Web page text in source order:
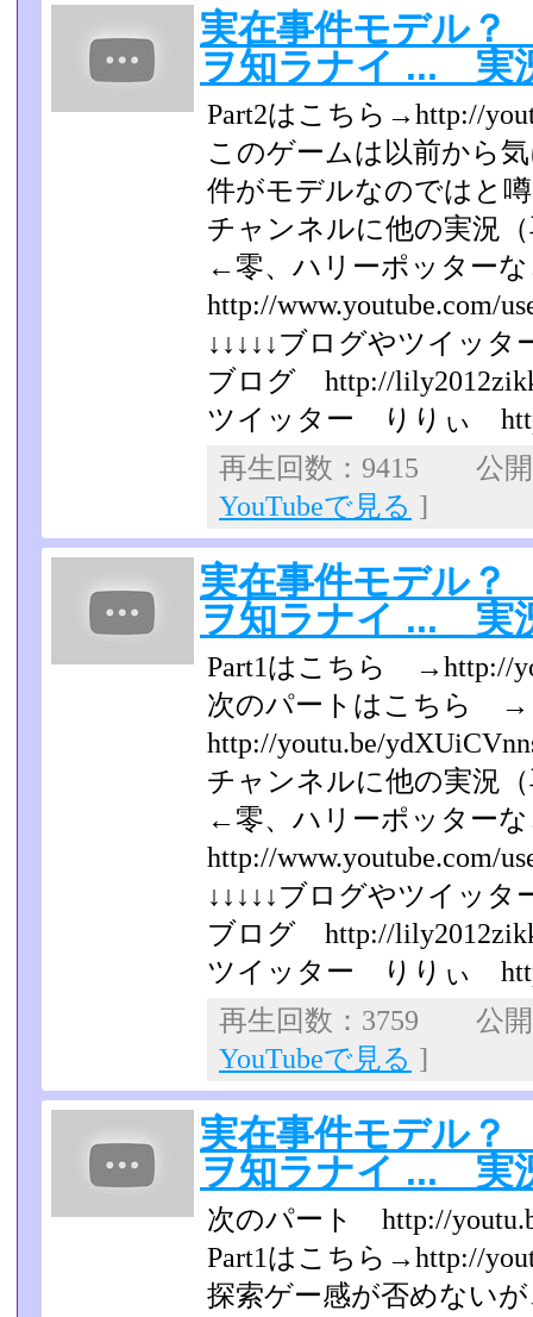
実在事件モデル
ヲ知ラナイ ... 実
Part2はこちら→http://
このゲームは以前から
件がモデルなのではと
チャンネルに他の実況
←零、ハリーポッター
http://www.youtube.com/
↓↓↓↓↓ブログやツイッタ
ブログ http://
ツイッター りりぃ
再生回数：9415 公
YouTubeで見る ]
実在事件モデル
ヲ知ラナイ ... 実
Part1はこちら →http://
次のパートはこちら →
http://youtu.be/
チャンネルに他の実況
←零、ハリーポッター
http://www.youtube.com/
↓↓↓↓↓ブログやツイッタ
ブログ http://
ツイッター りりぃ
再生回数：3759 公
YouTubeで見る ]
実在事件モデル
ヲ知ラナイ ... 実
次のパート http://
Part1はこちら→http://
探索ゲー感が否めない